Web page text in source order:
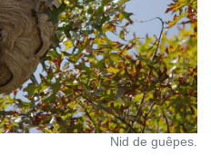
Nid de guêpes.